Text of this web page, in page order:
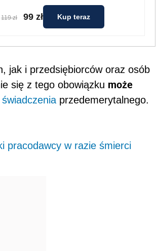
119 zł 99 zł Kup teraz
jak i przedsiębiorców oraz osób
się z tego obowiązku może
świadczenia przedemerytalnego.
pracodawcy w razie śmierci